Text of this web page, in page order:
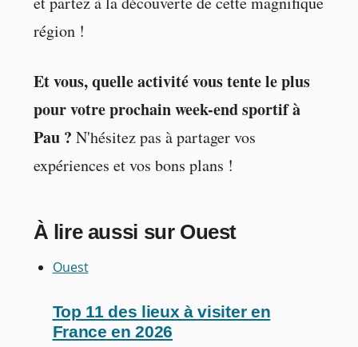
région !
Et vous, quelle activité vous tente le plus
pour votre prochain week-end sportif à
Pau ? N'hésitez pas à partager vos
expériences et vos bons plans !
À lire aussi sur Ouest
Ouest
Top 11 des lieux à visiter en
France en 2026